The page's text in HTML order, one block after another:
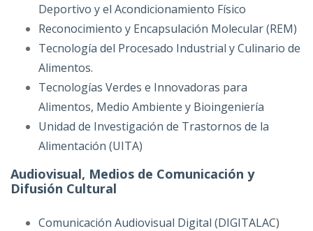
Deportivo y el Acondicionamiento Físico
Reconocimiento y Encapsulación Molecular (REM)
Tecnología del Procesado Industrial y Culinario de
Alimentos.
Tecnologías Verdes e Innovadoras para
Alimentos, Medio Ambiente y Bioingeniería
Unidad de Investigación de Trastornos de la
Alimentación (UITA)
Audiovisual, Medios de Comunicación y
Difusión Cultural
Comunicación Audiovisual Digital (DIGITALAC)